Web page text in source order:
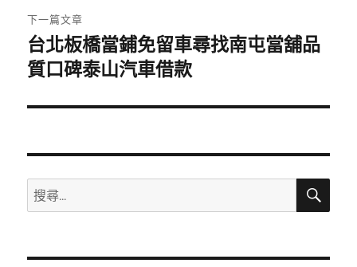
章:
下一篇文章
下
一
文
台北板橋當鋪免留車尋找南屯當舖品
質口碑泰山汽車借款
搜
尋
鍵
搜